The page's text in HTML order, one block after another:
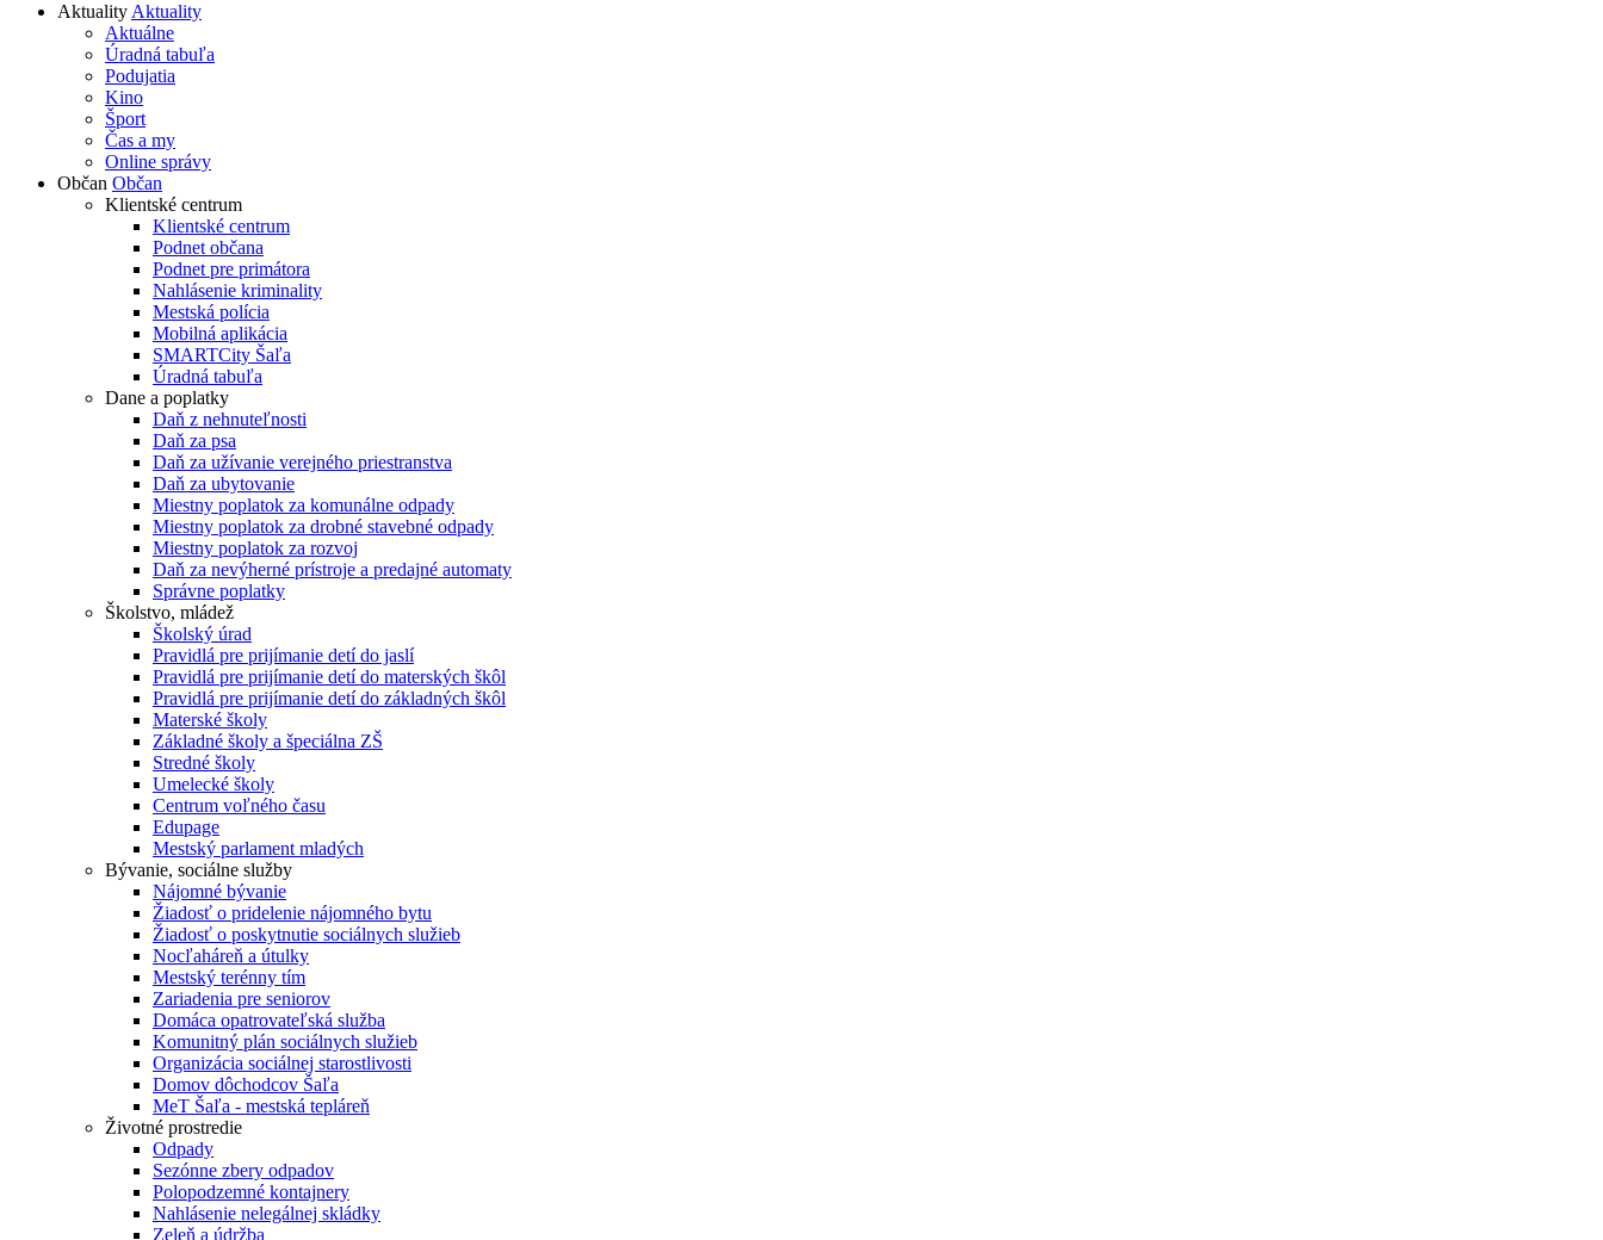
AktualityAktuality
Aktuálne
Úradná tabuľa
Podujatia
Kino
Šport
Čas a my
Online správy
Občan Občan
Klientské centrum
Klientské centrum
Podnet občana
Podnet pre primátora
Nahlásenie kriminality
Mestská polícia
Mobilná aplikácia
SMARTCity Šaľa
Úradná tabuľa
Dane a poplatky
Daň z nehnuteľnosti
Daň za psa
Daň za užívanie verejného priestranstva
Daň za ubytovanie
Miestny poplatok za komunálne odpady
Miestny poplatok za drobné stavebné odpady
Miestny poplatok za rozvoj
Daň za nevýherné prístroje a predajné automaty
Správne poplatky
Školstvo, mládež
Školský úrad
Pravidlá pre prijímanie detí do jaslí
Pravidlá pre prijímanie detí do materských škôl
Pravidlá pre prijímanie detí do základných škôl
Materské školy
Základné školy a špeciálna ZŠ
Stredné školy
Umelecké školy
Centrum voľného času
Edupage
Mestský parlament mladých
Bývanie, sociálne služby
Nájomné bývanie
Žiadosť o pridelenie nájomného bytu
Žiadosť o poskytnutie sociálnych služieb
Nocľaháreň a útulky
Mestský terénny tím
Zariadenia pre seniorov
Domáca opatrovateľská služba
Komunitný plán sociálnych služieb
Organizácia sociálnej starostlivosti
Domov dôchodcov Šaľa
MeT Šaľa - mestská tepláreň
Životné prostredie
Odpady
Sezónne zbery odpadov
Polopodzemné kontajnery
Nahlásenie nelegálnej skládky
Zeleň a údržba